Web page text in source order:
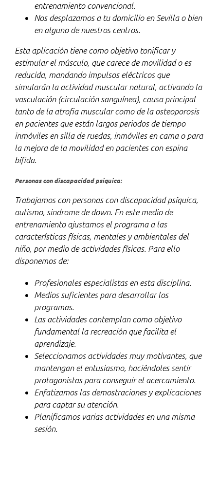
entrenamiento convencional.
Nos desplazamos a tu domicilio en Sevilla o bien
en alguno de nuestros centros.
Esta aplicación tiene como objetivo tonificar y
estimular el músculo, que carece de movilidad o es
reducida, mandando impulsos eléctricos que
simularán la actividad muscular natural, activando la
vasculación (circulación sanguínea), causa principal
tanto de la atrofia muscular como de la osteoporosis
en pacientes que están largos periodos de tiempo
inmóviles en silla de ruedas, inmóviles en cama o para
la mejora de la movilidad en pacientes con espina
bífida.
Personas con discapacidad psíquica:
Trabajamos con personas con discapacidad psíquica,
autismo, sindrome de down. En este medio de
entrenamiento ajustamos el programa a las
características físicas, mentales y ambientales del
niño, por medio de actividades físicas. Para ello
disponemos de:
Profesionales especialistas en esta disciplina.
Medios suficientes para desarrollar los
programas.
Las actividades contemplan como objetivo
fundamental la recreación que facilita el
aprendizaje.
Seleccionamos actividades muy motivantes, que
mantengan el entusiasmo, haciéndoles sentir
protagonistas para conseguir el acercamiento.
Enfatizamos las demostraciones y explicaciones
para captar su atención.
Planificamos varias actividades en una misma
sesión.